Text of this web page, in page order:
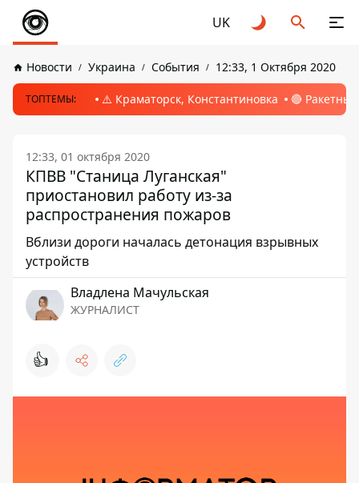
UK
Новости Украина События 12:33, 1 Октября 2020
ТОПТЕМЫ: ⚠️ Краматорск, Константиновка 🔴
12:33, 01 октября 2020
КПВВ "Станица Луганская"
приостановил работу из-за
распространения пожаров
Вблизи дороги началась детонация взрывных
устройств
Владлена Мачульская
ЖУРНАЛИСТ
👍